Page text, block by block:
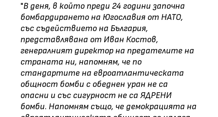
"В деня, в който преди 24 години започна
бомбардирането на Югославия от НАТО,
със съдействието на България,
представлявана от Иван Костов,
генералният директор на предателите на
страната ни, напомням, че по
стандартите на евроатлантическата
общност бомби с обеднен уран не са
опасни и със сигурност не са ЯДРЕНИ
бомби. Напомням също, че демокрацията на